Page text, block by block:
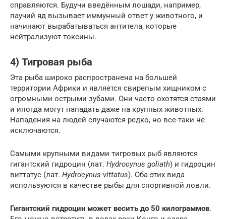
справляются. Будучи введённым лошади, например,
паучий яд вызывает иммунный ответ у животного, и
начинают вырабатываться антитела, которые
нейтрализуют токсины.
4) Тигровая рыба
Эта рыба широко распространена на большей
территории Африки и является свирепым хищником с
огромными острыми зубами. Они часто охотятся стаями
и иногда могут нападать даже на крупных животных.
Нападения на людей случаются редко, но все-таки не
исключаются.
Самыми крупными видами тигровых рыб являются
гигантский гидроцин (лат. Hydrocynus goliath) и гидроцин
виттатус (лат. Hydrocynus vittatus). Оба этих вида
используются в качестве рыбы для спортивной ловли.
Гигантский гидроцин может весить до 50 килограммов.